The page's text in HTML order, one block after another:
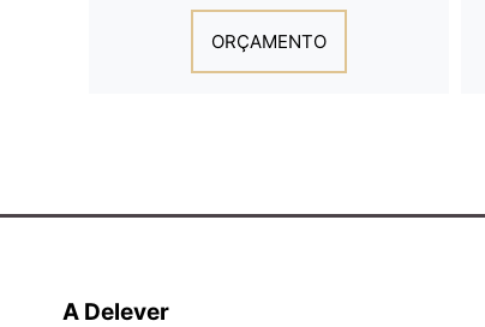
ORÇAMENTO
A Delever